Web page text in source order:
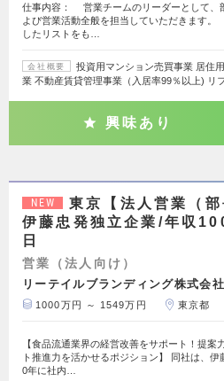
仕事内容： 営業チームのリーダーとして、
よび営業活動全般を担当していただきます
したリストをも…
会社概要
投資用マンション売買事業 居住
業 不動産賃貸管理事業（入居率99％以上) リ
興味あり
NEW
東京【法人営業（
伊藤忠発独立企業/年収
日
営業（法人向け）
リーテイルブランディング株式会社
1000万円 ～ 1549万円 東京都
【食品流通業界の経営改善をサポート！提案
ト推進力を活かせるポジション】 同社は、伊
0年に社内…